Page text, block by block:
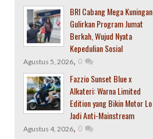
BRI Cabang Mega Kuningan
Gulirkan Program Jumat
Berkah, Wujud Nyata
Kepedulian Sosial
Agustus 5, 2026, 0
Fazzio Sunset Blue x
Alkateri: Warna Limited
Edition yang Bikin Motor Lo
Jadi Anti-Mainstream
Agustus 4, 2026, 0